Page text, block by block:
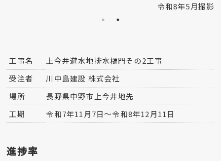
令和8年5月撮影
工事名
上今井遊水地排水樋門その2工事
受注者
川中島建設 株式会社
場所
長野県中野市上今井地先
工期
令和7年11月7日～令和8年12月11日
進捗率